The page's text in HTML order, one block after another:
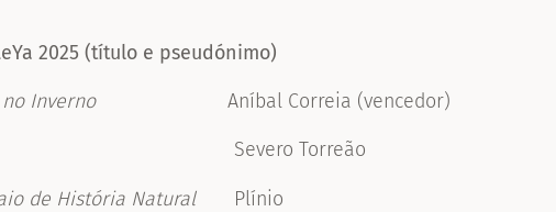
2025 (título e pseudónimo)
InvernoAníbal Correia (vencedor)
Torreão
de História NaturalPlínio